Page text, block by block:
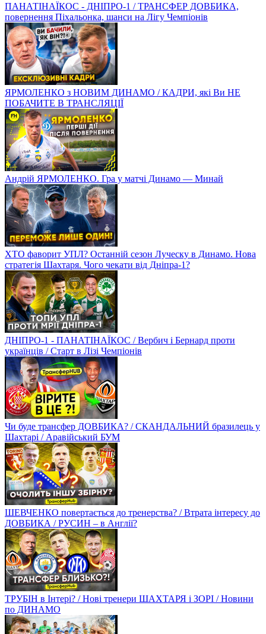
ПАНАТІНАЇКОС - ДНІПРО-1 / ТРАНСФЕР ДОВБИКА,
повернення Піхальонка, шанси на Лігу Чемпіонів
ЯРМОЛЕНКО з НОВИМ ДИНАМО / КАДРИ, які Ви НЕ
ПОБАЧИТЕ В ТРАНСЛЯЦІЇ
Андрій ЯРМОЛЕНКО. Гра у матчі Динамо — Минай
ХТО фаворит УПЛ? Останній сезон Луческу в Динамо. Нова
стратегія Шахтаря. Чого чекати від Дніпра-1?
ДНІПРО-1 - ПАНАТІНАЇКОС / Вербич і Бернард проти
українців / Старт в Лізі Чемпіонів
Чи буде трансфер ДОВБИКА? / СКАНДАЛЬНИЙ бразилець у
Шахтарі / Аравійський БУМ
ШЕВЧЕНКО повертається до тренерства? / Втрата інтересу до
ДОВБИКА / РУСИН – в Англії?
ТРУБІН в Інтері? / Нові тренери ШАХТАРЯ і ЗОРІ / Новини
по ДИНАМО